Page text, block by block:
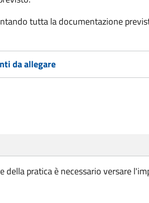
tutta la documentazione
da allegare
della pratica è necessario versare